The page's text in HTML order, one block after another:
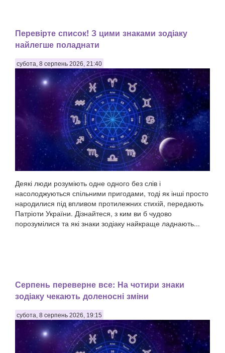
Перевірте список! З цими знаками зодіаку
найлегше поладнати
субота, 8 серпень 2026, 21:40
Деякі люди розуміють одне одного без слів і
насолоджуються спільними пригодами, тоді як інші просто
народилися під впливом протилежних стихій, передають
Патріоти України. Дізнайтеся, з ким ви б чудово
порозумілися та які знаки зодіаку найкраще ладнають...
Серпень переверне все: На чотири знаки
зодіаку чекають доленосні зміни
субота, 8 серпень 2026, 19:15